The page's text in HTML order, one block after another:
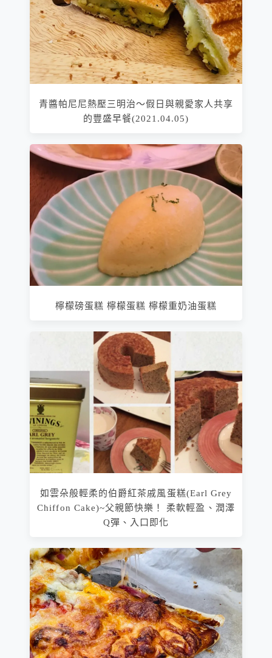
青醬帕尼尼熱壓三明治～假日與親愛家人共享
的豐盛早餐(2021.04.05)
檸檬磅蛋糕 檸檬蛋糕 檸檬重奶油蛋糕
如雲朵般輕柔的伯爵紅茶戚風蛋糕(Earl Grey
Chiffon Cake)~父親節快樂！ 柔軟輕盈、潤澤
Q彈、入口即化